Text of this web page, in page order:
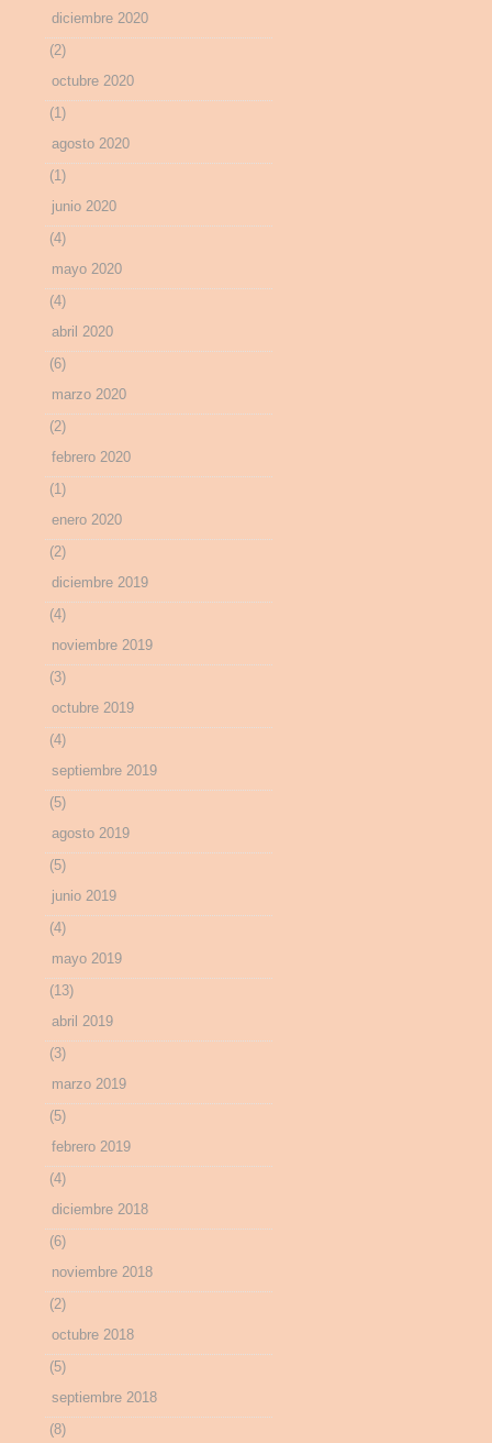
diciembre 2020
(2)
octubre 2020
(1)
agosto 2020
(1)
junio 2020
(4)
mayo 2020
(4)
abril 2020
(6)
marzo 2020
(2)
febrero 2020
(1)
enero 2020
(2)
diciembre 2019
(4)
noviembre 2019
(3)
octubre 2019
(4)
septiembre 2019
(5)
agosto 2019
(5)
junio 2019
(4)
mayo 2019
(13)
abril 2019
(3)
marzo 2019
(5)
febrero 2019
(4)
diciembre 2018
(6)
noviembre 2018
(2)
octubre 2018
(5)
septiembre 2018
(8)